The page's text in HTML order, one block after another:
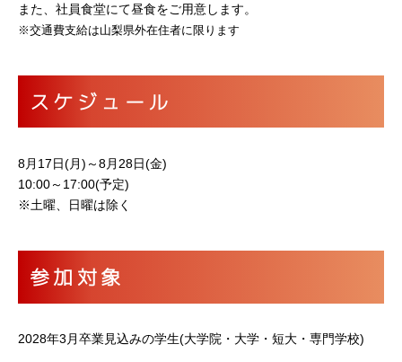
また、社員食堂にて昼食をご用意します。
※交通費支給は山梨県外在住者に限ります
スケジュール
8月17日(月)～8月28日(金)
10:00～17:00(予定)
※土曜、日曜は除く
参加対象
2028年3月卒業見込みの学生(大学院・大学・短大・専門学校)